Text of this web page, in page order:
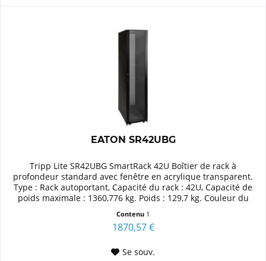
EATON SR42UBG
Tripp Lite SR42UBG SmartRack 42U Boîtier de rack à
profondeur standard avec fenêtre en acrylique transparent.
Type : Rack autoportant, Capacité du rack : 42U, Capacité de
poids maximale : 1360,776 kg. Poids : 129,7 kg. Couleur du
Contenu 1
1870,57 €
Se souv.